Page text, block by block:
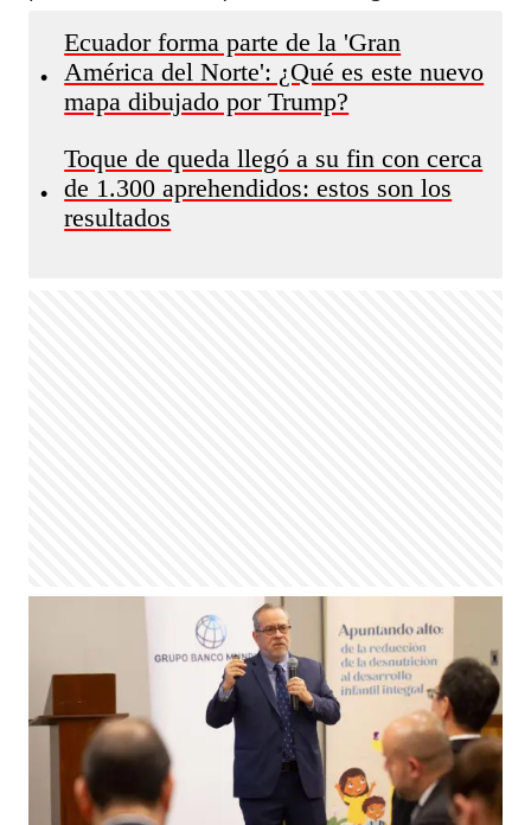
•
Ecuador forma parte de la 'Gran
América del Norte': ¿Qué es este nuevo
mapa dibujado por Trump?
•
Toque de queda llegó a su fin con cerca
de 1.300 aprehendidos: estos son los
resultados